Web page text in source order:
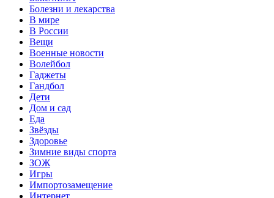
Болезни и лекарства
В мире
В России
Вещи
Военные новости
Волейбол
Гаджеты
Гандбол
Дети
Дом и сад
Еда
Звёзды
Здоровье
Зимние виды спорта
ЗОЖ
Игры
Импортозамещение